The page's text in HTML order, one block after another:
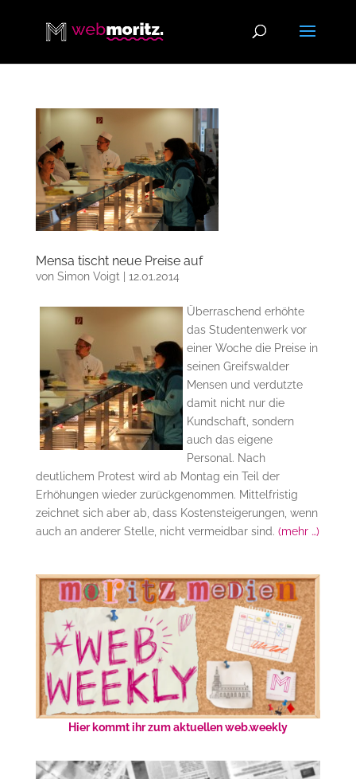
Mensa tischt neue Preise auf
von Simon Voigt | 12.01.2014
Überraschend erhöhte
das Studentenwerk vor
einer Woche die Preise in
seinen Greifswalder
Mensen und verdutzte
damit nicht nur die
Kundschaft, sondern
auch das eigene
Personal. Nach
deutlichem Protest wird ab Montag ein Teil der
Erhöhungen wieder zurückgenommen. Mittelfristig
zeichnet sich aber ab, dass Kostensteigerungen, wenn
auch an anderer Stelle, nicht vermeidbar sind. (mehr …)
Hier kommt ihr zum aktuellen web.weekly